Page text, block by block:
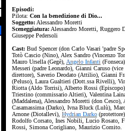
Episodi:
Pilota: Con la benedizione di Dio...
Soggetto: Alessandro Moretti
Sceneggiatura: Alessandro Moretti, Ruggero
Giuseppe Pedersoli
Cast: Bud Spencer (don Carlo Vasari 'padre
Totò Cascio (Nino), Alex Sandro (Vincenzo
Mauro Ursella (Gegè), Angelo Infanti
Messeri (padre Leonardo), Gianni Caruso (vice
direttore), Saverio Deodato (Attilio), Gianni
(Peluso), Laura Gualtieri (Dott.ssa Rivelli),
Riotta (Aldo Torrisi), Alberto Rossi
Triestino (commissario Altieri), Valentina
(Maddalena), Alessandro Moretti (don Cesco),
Casamassima (Darko), Ivna Bluck (Lulù),
Arnone (Diotallevi), Hydrian Darko
Rodolfo Corsato, Ines Nobili, Lucio Rosato,
Rossi, Simona Corigliano, Maurizio Comito.